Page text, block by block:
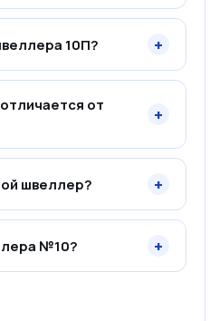
10П? +
от
+
швеллер? +
№10? +